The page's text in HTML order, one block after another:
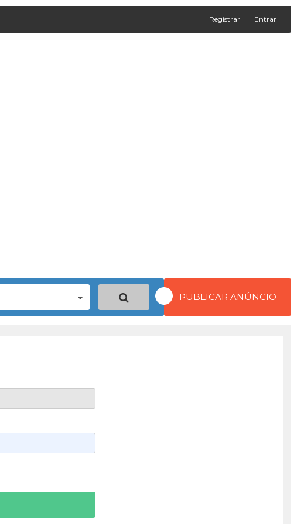
Registrar Entrar
PUBLICAR ANÚNCIO